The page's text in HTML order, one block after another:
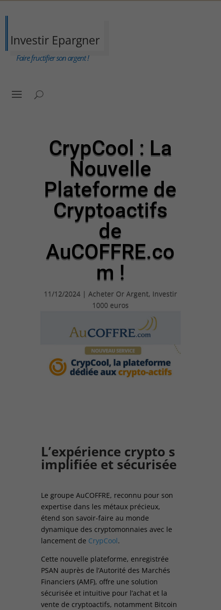
Investir Epargner
Faire fructifier son argent !
CrypCool : La
Nouvelle
Plateforme de
Cryptoactifs
de
AuCOFFRE.co
m !
11/12/2024| Acheter Or Argent, Investir
1000 euros
L’expérience crypto s
implifiée et sécurisée
Le groupe AuCOFFRE, reconnu pour son
expertise dans les métaux précieux,
étend son savoir-faire au monde
dynamique des cryptomonnaies avec le
lancement de CrypCool.
Cette nouvelle plateforme, enregistrée
PSAN auprès de l’Autorité des Marchés
Financiers (AMF), offre une solution
sécurisée et intuitive pour l’achat et la
vente de cryptoactifs, notamment Bitcoin